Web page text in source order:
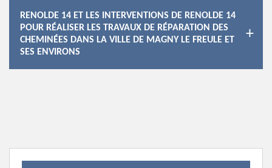
RENOLDE 14 ET LES INTERVENTIONS DE RENOLDE 14
POUR RÉALISER LES TRAVAUX DE RÉPARATION DES
CHEMINÉES DANS LA VILLE DE MAGNY LE FREULE ET
SES ENVIRONS